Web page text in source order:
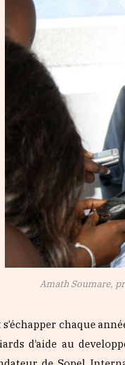
Amath Soumare,
s’échapper chaque
d’aide au